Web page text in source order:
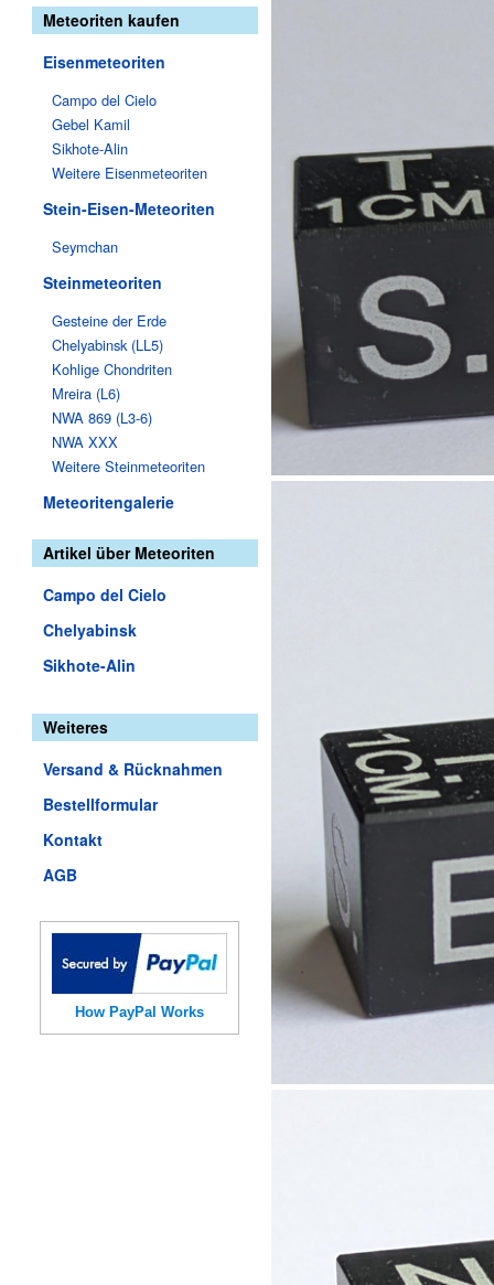
Meteoriten kaufen
Eisenmeteoriten
Campo del Cielo
Gebel Kamil
Sikhote-Alin
Weitere Eisenmeteoriten
Stein-Eisen-Meteoriten
Seymchan
Steinmeteoriten
Gesteine der Erde
Chelyabinsk (LL5)
Kohlige Chondriten
Mreira (L6)
NWA 869 (L3-6)
NWA XXX
Weitere Steinmeteoriten
Meteoritengalerie
Artikel über Meteoriten
Campo del Cielo
Chelyabinsk
Sikhote-Alin
Weiteres
Versand & Rücknahmen
Bestellformular
Kontakt
AGB
How PayPal Works